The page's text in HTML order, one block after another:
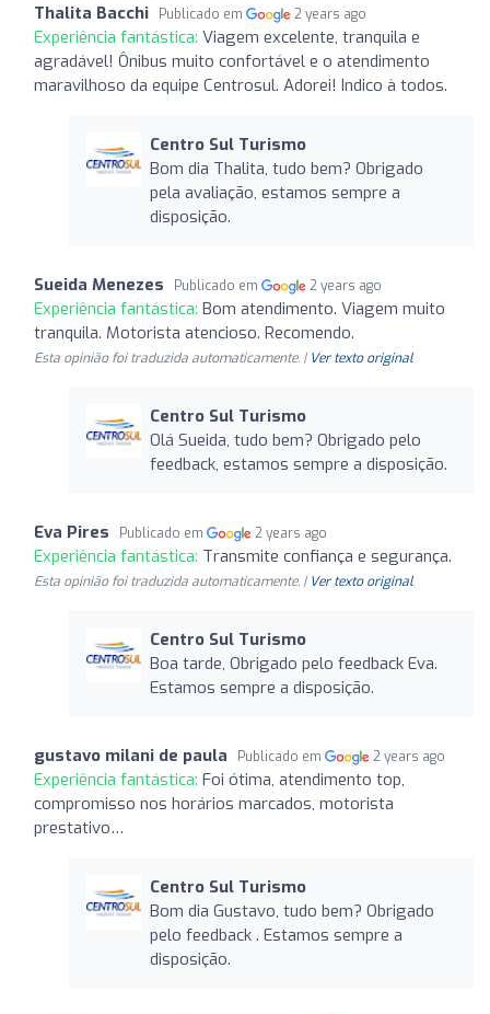
Thalita Bacchi Publicado em 2 years ago
Experiência fantástica: Viagem excelente, tranquila e
agradável! Ônibus muito confortável e o atendimento
maravilhoso da equipe Centrosul. Adorei! Indico à todos.
Centro Sul Turismo
Bom dia Thalita, tudo bem? Obrigado
pela avaliação, estamos sempre a
disposição.
Sueida Menezes Publicado em 2 years ago
Experiência fantástica: Bom atendimento. Viagem muito
tranquila. Motorista atencioso. Recomendo.
Esta opinião foi traduzida automaticamente. | Ver texto original
Centro Sul Turismo
Olá Sueida, tudo bem? Obrigado pelo
feedback, estamos sempre a disposição.
Eva Pires Publicado em 2 years ago
Experiência fantástica: Transmite confiança e segurança.
Esta opinião foi traduzida automaticamente. | Ver texto original
Centro Sul Turismo
Boa tarde, Obrigado pelo feedback Eva.
Estamos sempre a disposição.
gustavo milani de paula Publicado em 2 years ago
Experiência fantástica: Foi ótima, atendimento top,
compromisso nos horários marcados, motorista
prestativo…
Centro Sul Turismo
Bom dia Gustavo, tudo bem? Obrigado
pelo feedback . Estamos sempre a
disposição.